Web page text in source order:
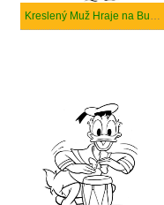
Kreslený Muž Hraje na Buben o Vánocích